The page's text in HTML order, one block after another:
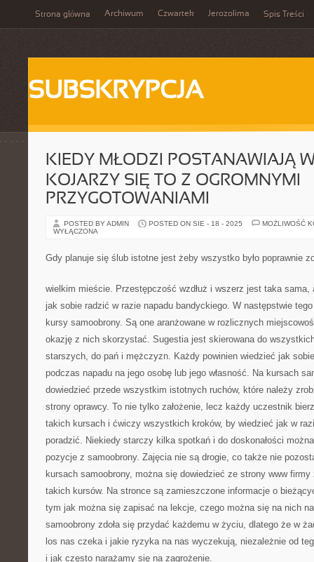
Strona główna Archiwum Czwartek Jerozolima Spis Treści
SUBSKRYPCJA
KIEDY MŁODZI POSTANAWIAJĄ
KOJARZY SIĘ TO Z OGROMNYMI
PRZYGOTOWANIAMI
POSTED BY ADMIN POSTED ON SIE - 18 - 2025
MOŻLIWOŚĆ
WYŁĄCZONA
Gdy planuje się ślub istotne jest żeby wszystko było poprawnie
wielkim mieście. Przestępczość wzdłuż i wszerz jest taka sama,
jak sobie radzić w razie napadu bandyckiego. W następstwie
kursy samoobrony. Są one aranżowane w rozlicznych
okazję z nich skorzystać. Sugestia jest skierowana do
starszych, do pań i mężczyzn. Każdy powinien wiedzieć jak
podczas napadu na jego osobę lub jego własność. Na kursach
dowiedzieć przede wszystkim istotnych ruchów, które należy
strony oprawcy. To nie tylko założenie, lecz każdy uczestnik
takich kursach i ćwiczy wszystkich kroków, by wiedzieć jak w
poradzić. Niekiedy starczy kilka spotkań i do doskonałości
pozycje z samoobrony. Zajęcia nie są drogie, co także nie
kursach samoobrony, można się dowiedzieć ze strony www
takich kursów. Na stronce są zamieszczone informacje o
tym jak można się zapisać na lekcje, czego można się na nich
samoobrony zdoła się przydać każdemu w życiu, dlatego że w
los nas czeka i jakie ryzyka na nas wyczekują, niezależnie od
i jak często narażamy się na zagrożenie.